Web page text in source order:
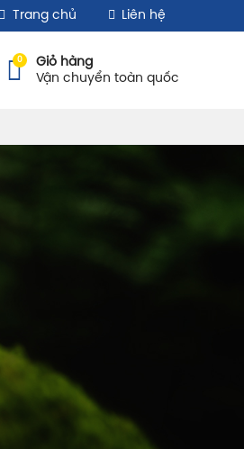
Trang chủ Liên hệ
0
Giỏ hàng
Vận chuyển toàn quốc